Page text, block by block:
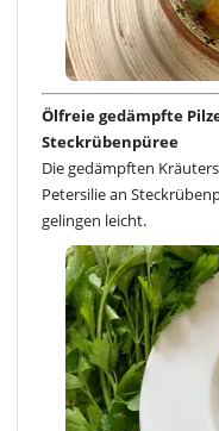
Ölfreie gedämpfte
Steckrübenpüree
Die gedämpften
Petersilie an
gelingen leicht.